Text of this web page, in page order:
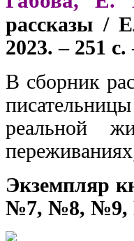
рассказы /
2023. – 251
В сборник
реальной
Экземпляр
№7, №8, №9,